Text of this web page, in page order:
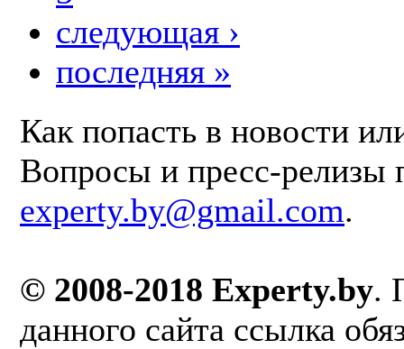
следующая ›
последняя »
Как попасть в новости
Вопросы и пресс-релизы
experty.by@gmail.com.
© 2008-2018 Experty.by.
данного сайта ссылка